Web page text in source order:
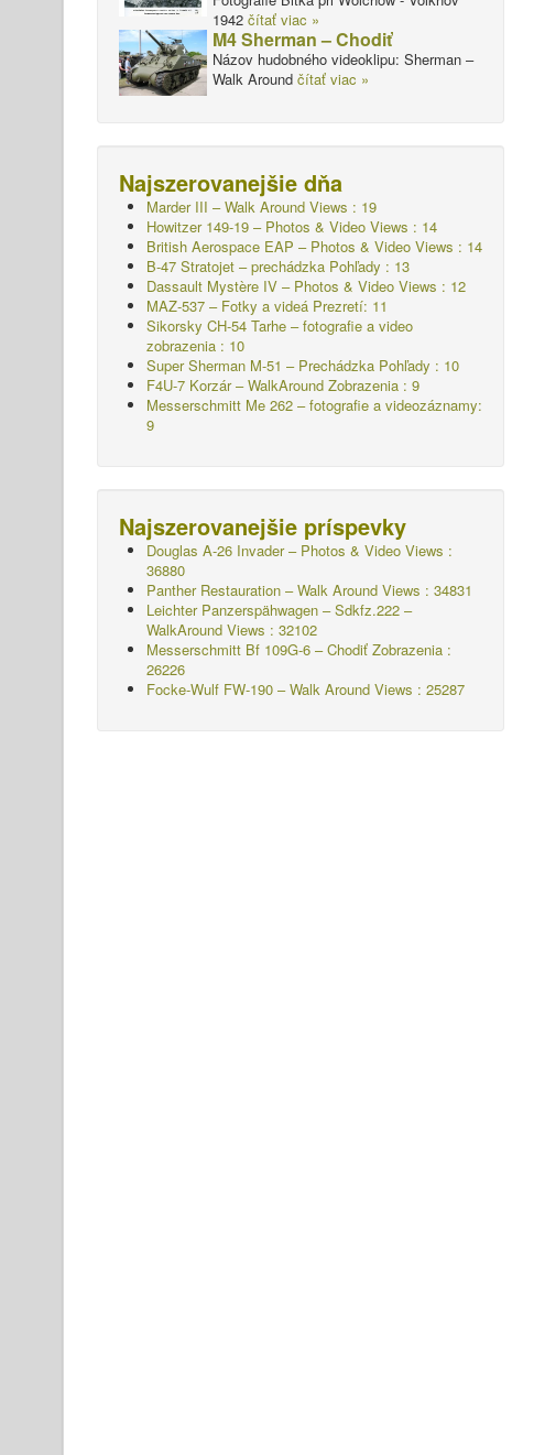
1942 čítať viac »
M4 Sherman – Chodiť
Názov hudobného videoklipu: Sherman –
Walk Around čítať viac »
Najszerovanejšie dňa
Marder III – Walk Around Views : 19
Howitzer 149-19 – Photos & Video Views : 14
British Aerospace EAP – Photos & Video Views : 14
B-47 Stratojet – prechádzka Pohľady : 13
Dassault Mystère IV – Photos & Video Views : 12
MAZ-537 – Fotky a videá Prezretí: 11
Sikorsky CH-54 Tarhe – fotografie a video
zobrazenia : 10
Super Sherman M-51 – Prechádzka Pohľady : 10
F4U-7 Korzár – WalkAround Zobrazenia : 9
Messerschmitt Me 262 – fotografie a videozáznamy:
9
Najszerovanejšie príspevky
Douglas A-26 Invader – Photos & Video Views :
36880
Panther Restauration – Walk Around Views : 34831
Leichter Panzerspähwagen – Sdkfz.222 –
WalkAround Views : 32102
Messerschmitt Bf 109G-6 – Chodiť Zobrazenia :
26226
Focke-Wulf FW-190 – Walk Around Views : 25287